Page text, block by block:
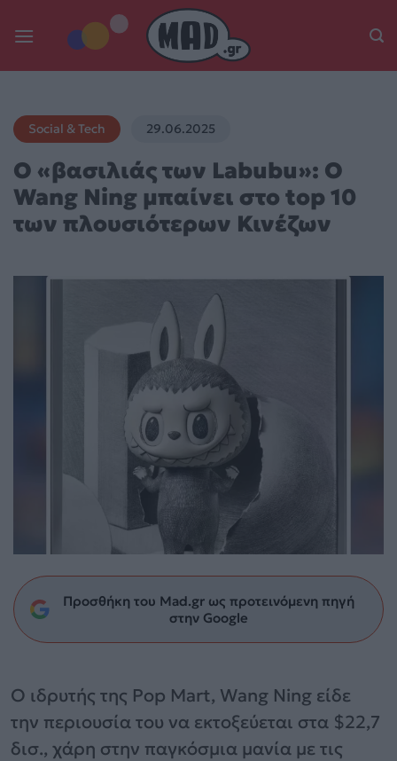
Social & Tech 29.06.2025
Ο «βασιλιάς των Labubu»: Ο
Wang Ning μπαίνει στο top 10
των πλουσιότερων Κινέζων
Προσθήκη του Mad.gr ως προτεινόμενη πηγή
στην Google
Ο ιδρυτής της Pop Mart, Wang Ning είδε
την περιουσία του να εκτοξεύεται στα $22,7
δισ., χάρη στην παγκόσμια μανία με τις